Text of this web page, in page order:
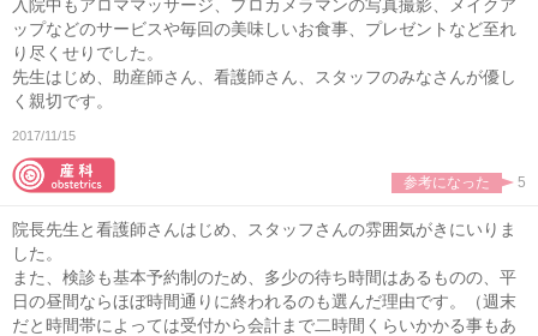
入院中もアロママッサージ、プロカメラマンの写真撮影、メイクア
ップなどのサービスや毎回の美味しいお食事、プレゼントなど至れ
り尽くせりでした。
先生はじめ、助産師さん、看護師さん、スタッフのみなさんが優し
く親切です。
2017/11/15
参考になった 5
院長先生と看護師さんはじめ、スタッフさんの雰囲気がきにいりま
した。
また、検診も基本予約制のため、多少の待ち時間はあるものの、平
日の昼間ならほぼ時間通りに終われるのも選んだ理由です。（週末
だと時間帯によっては受付から会計まで二時間くらいかかる事もあ